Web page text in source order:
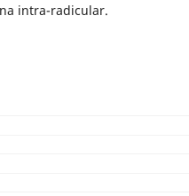
intra-radicular.